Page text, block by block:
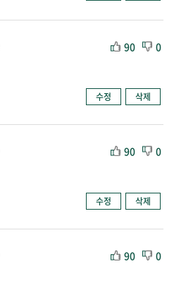
90
0
수정 삭제
90
0
수정 삭제
90
0